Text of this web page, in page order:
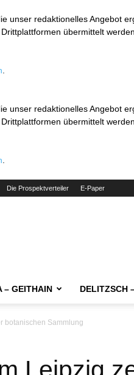
unser redaktionelles Angebot
übermittelt werden.
unser redaktionelles Angebot
übermittelt werden.
Die Prospektverteiler E-Paper
– GEITHAIN DELITZSCH
botanischen Sammlung